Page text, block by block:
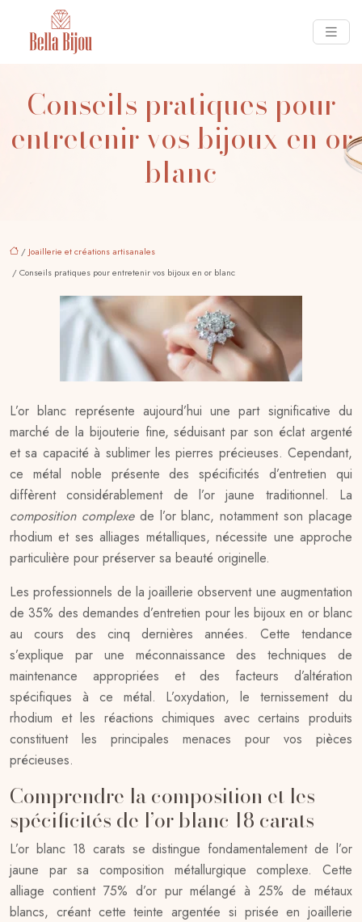
Conseils pratiques pour
entretenir vos bijoux en or
blanc
/ Joaillerie et créations artisanales
/ Conseils pratiques pour entretenir vos bijoux en or blanc
L’or blanc représente aujourd’hui une part significative du
marché de la bijouterie fine, séduisant par son éclat argenté
et sa capacité à sublimer les pierres précieuses. Cependant,
ce métal noble présente des spécificités d’entretien qui
diffèrent considérablement de l’or jaune traditionnel. La
composition complexe de l’or blanc, notamment son placage
rhodium et ses alliages métalliques, nécessite une approche
particulière pour préserver sa beauté originelle.
Les professionnels de la joaillerie observent une augmentation
de 35% des demandes d’entretien pour les bijoux en or blanc
au cours des cinq dernières années. Cette tendance
s’explique par une méconnaissance des techniques de
maintenance appropriées et des facteurs d’altération
spécifiques à ce métal. L’oxydation, le ternissement du
rhodium et les réactions chimiques avec certains produits
constituent les principales menaces pour vos pièces
précieuses.
Comprendre la composition et les
spécificités de l’or blanc 18 carats
L’or blanc 18 carats se distingue fondamentalement de l’or
jaune par sa composition métallurgique complexe. Cette
alliage contient 75% d’or pur mélangé à 25% de métaux
blancs, créant cette teinte argentée si prisée en joaillerie